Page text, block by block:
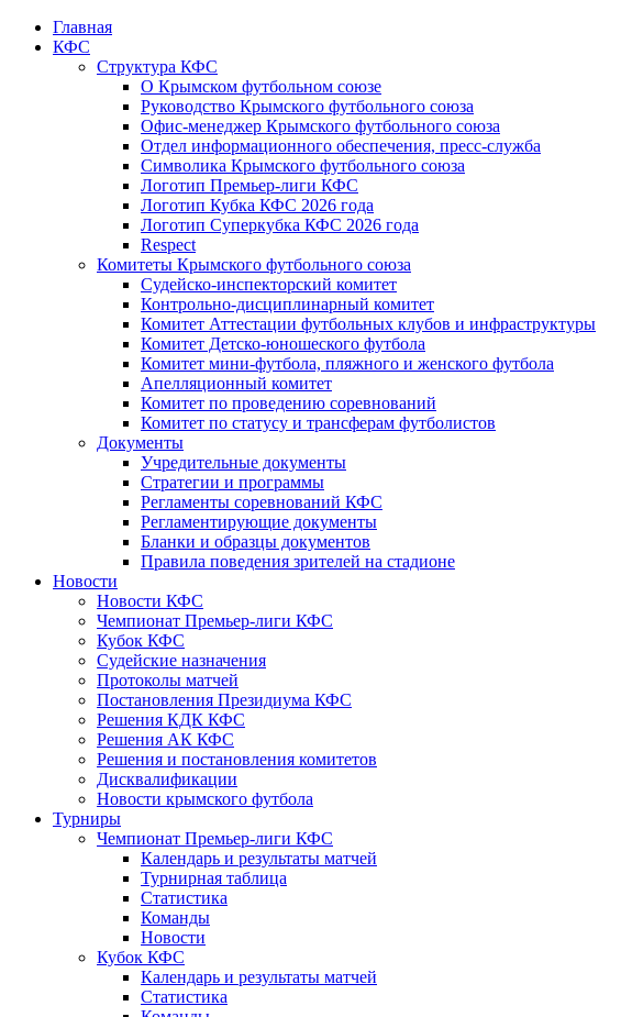
Главная
КФС
Структура КФС
О Крымском футбольном союзе
Руководство Крымского футбольного союза
Офис-менеджер Крымского футбольного союза
Отдел информационного обеспечения, пресс-служба
Символика Крымского футбольного союза
Логотип Премьер-лиги КФС
Логотип Кубка КФС 2026 года
Логотип Суперкубка КФС 2026 года
Respect
Комитеты Крымского футбольного союза
Судейско-инспекторский комитет
Контрольно-дисциплинарный комитет
Комитет Аттестации футбольных клубов и инфраструктуры
Комитет Детско-юношеского футбола
Комитет мини-футбола, пляжного и женского футбола
Апелляционный комитет
Комитет по проведению соревнований
Комитет по статусу и трансферам футболистов
Документы
Учредительные документы
Стратегии и программы
Регламенты соревнований КФС
Регламентирующие документы
Бланки и образцы документов
Правила поведения зрителей на стадионе
Новости
Новости КФС
Чемпионат Премьер-лиги КФС
Кубок КФС
Судейские назначения
Протоколы матчей
Постановления Президиума КФС
Решения КДК КФС
Решения АК КФС
Решения и постановления комитетов
Дисквалификации
Новости крымского футбола
Турниры
Чемпионат Премьер-лиги КФС
Календарь и результаты матчей
Турнирная таблица
Статистика
Команды
Новости
Кубок КФС
Календарь и результаты матчей
Статистика